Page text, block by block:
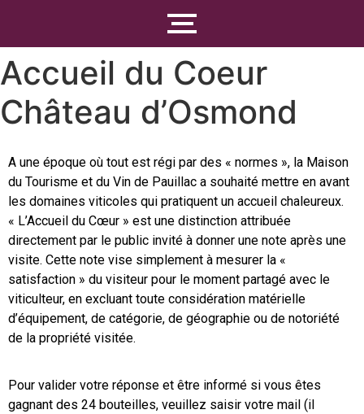
Accueil du Coeur
Château d’Osmond
A une époque où tout est régi par des « normes », la Maison
du Tourisme et du Vin de Pauillac a souhaité mettre en avant
les domaines viticoles qui pratiquent un accueil chaleureux.
« L’Accueil du Cœur » est une distinction attribuée
directement par le public invité à donner une note après une
visite. Cette note vise simplement à mesurer la «
satisfaction » du visiteur pour le moment partagé avec le
viticulteur, en excluant toute considération matérielle
d’équipement, de catégorie, de géographie ou de notoriété
de la propriété visitée.
Pour valider votre réponse et être informé si vous êtes
gagnant des 24 bouteilles, veuillez saisir votre mail (il